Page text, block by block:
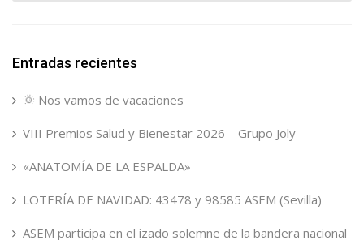
Entradas recientes
🌞 Nos vamos de vacaciones
VIII Premios Salud y Bienestar 2026 – Grupo Joly
«ANATOMÍA DE LA ESPALDA»
LOTERÍA DE NAVIDAD: 43478 y 98585 ASEM (Sevilla)
ASEM participa en el izado solemne de la bandera nacional